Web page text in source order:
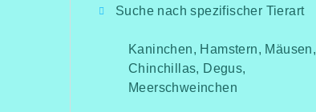
Suche nach spezifischer Tierart
Kaninchen, Hamstern, Mäusen,
Chinchillas, Degus,
Meerschweinchen